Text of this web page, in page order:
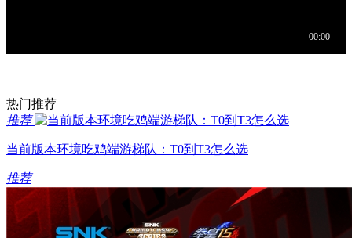
热门推荐
推荐
当前版本环境吃鸡端游梯队：T0到T3怎么选
推荐